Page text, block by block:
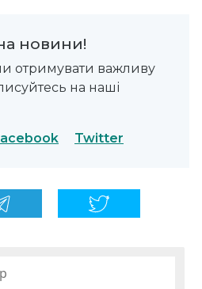
новини!
отримувати важливу
на наші
Twitter